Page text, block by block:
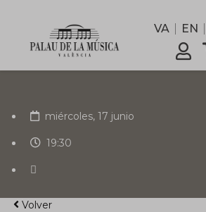
VA EN
miércoles, 17 junio
19:30
Volver